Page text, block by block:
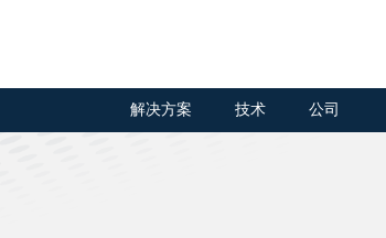
解决方案 技术 公司